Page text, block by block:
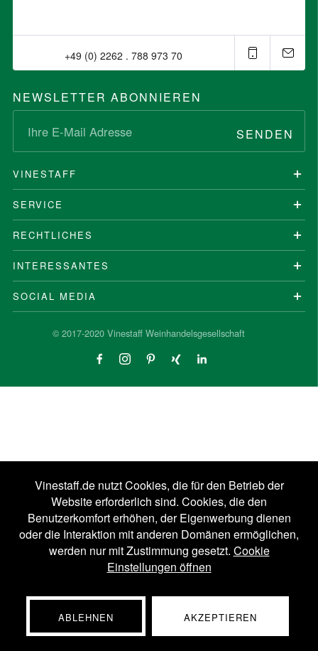
+49 (0) 2262 . 788 973 70⁠
NEWSLETTER ABONNIEREN
SENDEN
VINESTAFF
SERVICE
RECHTLICHES
INTERESSANTES
SOCIAL MEDIA
© 2017-2020 Vinestaff Weinhandelsgesellschaft
Vinestaff.de nutzt Cookies, die für den Betrieb der
Website erforderlich sind. Cookies, die den
Benutzerkomfort erhöhen, der Eigenwerbung dienen
oder die Interaktion mit anderen Domänen ermöglichen,
werden nur mit Zustimmung gesetzt. Cookie
Einstellungen öffnen
ABLEHNEN AKZEPTIEREN